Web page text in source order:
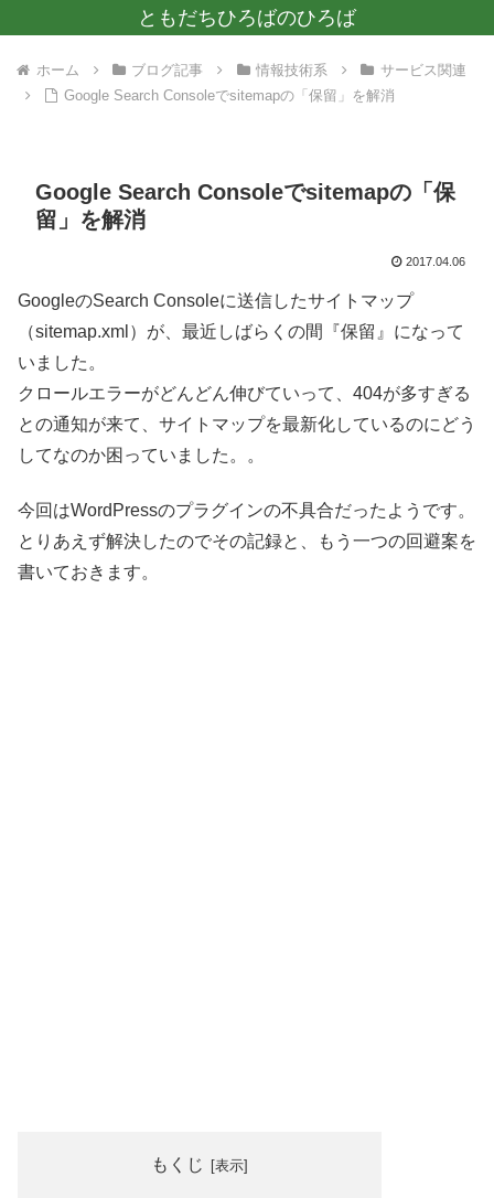
ともだちひろばのひろば
ホーム ブログ記事 情報技術系
サービス関連
Google Search Consoleでsitemapの「保留」を解消
Google Search Consoleでsitemapの「保
留」を解消
2017.04.06
GoogleのSearch Consoleに送信したサイトマップ
（sitemap.xml）が、最近しばらくの間『保留』になって
いました。
クロールエラーがどんどん伸びていって、404が多すぎる
との通知が来て、サイトマップを最新化しているのにどう
してなのか困っていました。。
今回はWordPressのプラグインの不具合だったようです。
とりあえず解決したのでその記録と、もう一つの回避案を
書いておきます。
もくじ